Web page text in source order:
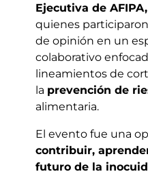
Ejecutiva de
quienes
de opinión en un
colaborativo
lineamientos de
la prevención de
alimentaria.
El evento fue una
contribuir,
futuro de la